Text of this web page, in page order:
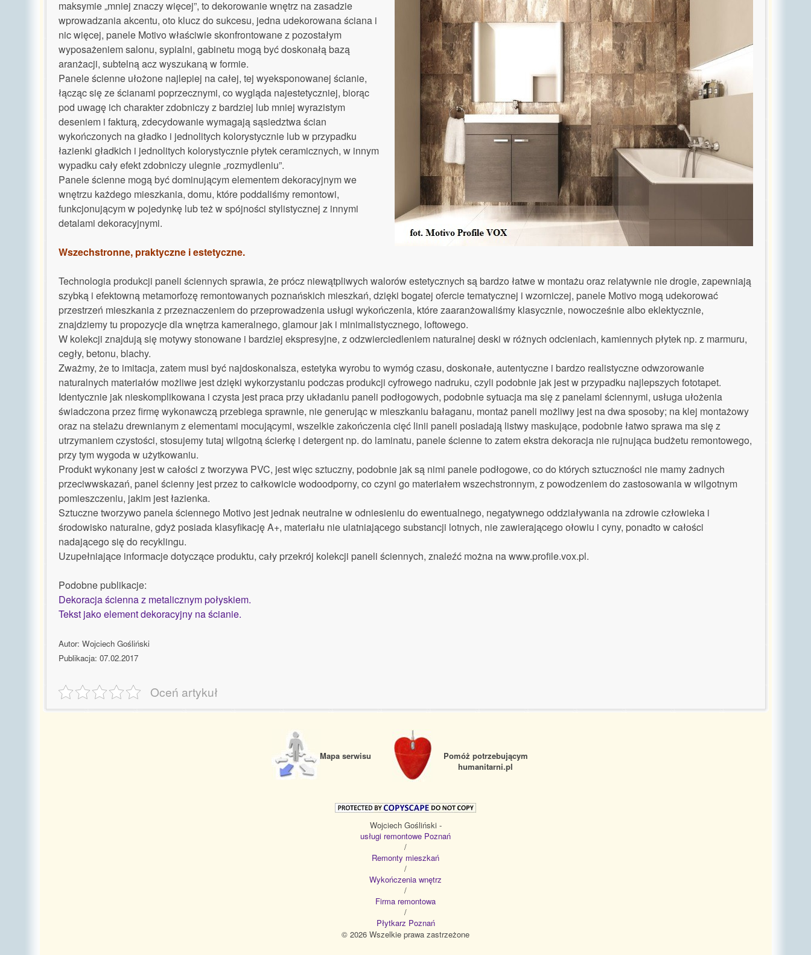
maksymie „mniej znaczy więcej”, to dekorowanie wnętrz na zasadzie
wprowadzania akcentu, oto klucz do sukcesu, jedna udekorowana ściana i
nic więcej, panele Motivo właściwie skonfrontowane z pozostałym
wyposażeniem salonu, sypialni, gabinetu mogą być doskonałą bazą
aranżacji, subtelną acz wyszukaną w formie.
Panele ścienne ułożone najlepiej na całej, tej wyeksponowanej ścianie,
łącząc się ze ścianami poprzecznymi, co wygląda najestetyczniej, biorąc
pod uwagę ich charakter zdobniczy z bardziej lub mniej wyrazistym
deseniem i fakturą, zdecydowanie wymagają sąsiedztwa ścian
wykończonych na gładko i jednolitych kolorystycznie lub w przypadku
łazienki gładkich i jednolitych kolorystycznie płytek ceramicznych, w innym
wypadku cały efekt zdobniczy ulegnie „rozmydleniu”.
Panele ścienne mogą być dominującym elementem dekoracyjnym we
wnętrzu każdego mieszkania, domu, które poddaliśmy remontowi,
funkcjonującym w pojedynkę lub też w spójności stylistycznej z innymi
detalami dekoracyjnymi.
Wszechstronne, praktyczne i estetyczne.
Technologia produkcji paneli ściennych sprawia, że prócz niewątpliwych walorów estetycznych są bardzo łatwe w montażu oraz relatywnie nie drogie, zapewniają
szybką i efektowną metamorfozę remontowanych poznańskich mieszkań, dzięki bogatej ofercie tematycznej i wzorniczej, panele Motivo mogą udekorować
przestrzeń mieszkania z przeznaczeniem do przeprowadzenia usługi wykończenia, które zaaranżowaliśmy klasycznie, nowocześnie albo eklektycznie,
znajdziemy tu propozycje dla wnętrza kameralnego, glamour jak i minimalistycznego, loftowego.
W kolekcji znajdują się motywy stonowane i bardziej ekspresyjne, z odzwierciedleniem naturalnej deski w różnych odcieniach, kamiennych płytek np. z marmuru,
cegły, betonu, blachy.
Zważmy, że to imitacja, zatem musi być najdoskonalsza, estetyka wyrobu to wymóg czasu, doskonałe, autentyczne i bardzo realistyczne odwzorowanie
naturalnych materiałów możliwe jest dzięki wykorzystaniu podczas produkcji cyfrowego nadruku, czyli podobnie jak jest w przypadku najlepszych fototapet.
Identycznie jak nieskomplikowana i czysta jest praca przy układaniu paneli podłogowych, podobnie sytuacja ma się z panelami ściennymi, usługa ułożenia
świadczona przez firmę wykonawczą przebiega sprawnie, nie generując w mieszkaniu bałaganu, montaż paneli możliwy jest na dwa sposoby; na klej montażowy
oraz na stelażu drewnianym z elementami mocującymi, wszelkie zakończenia cięć linii paneli posiadają listwy maskujące, podobnie łatwo sprawa ma się z
utrzymaniem czystości, stosujemy tutaj wilgotną ścierkę i detergent np. do laminatu, panele ścienne to zatem ekstra dekoracja nie rujnująca budżetu remontowego,
przy tym wygoda w użytkowaniu.
Produkt wykonany jest w całości z tworzywa PVC, jest więc sztuczny, podobnie jak są nimi panele podłogowe, co do których sztuczności nie mamy żadnych
przeciwwskazań, panel ścienny jest przez to całkowicie wodoodporny, co czyni go materiałem wszechstronnym, z powodzeniem do zastosowania w wilgotnym
pomieszczeniu, jakim jest łazienka.
Sztuczne tworzywo panela ściennego Motivo jest jednak neutralne w odniesieniu do ewentualnego, negatywnego oddziaływania na zdrowie człowieka i
środowisko naturalne, gdyż posiada klasyfikację A+, materiału nie ulatniającego substancji lotnych, nie zawierającego ołowiu i cyny, ponadto w całości
nadającego się do recyklingu.
Uzupełniające informacje dotyczące produktu, cały przekrój kolekcji paneli ściennych, znaleźć można na www.profile.vox.pl.
Podobne publikacje:
Dekoracja ścienna z metalicznym połyskiem.
Tekst jako element dekoracyjny na ścianie.
Autor: Wojciech Gośliński
Publikacja: 07.02.2017
Oceń artykuł
Mapa serwisu
Pomóż potrzebującym
humanitarni.pl
Wojciech Gośliński -
usługi remontowe Poznań
/
Remonty mieszkań
/
Wykończenia wnętrz
/
Firma remontowa
/
Płytkarz Poznań
© 2026 Wszelkie prawa zastrzeżone